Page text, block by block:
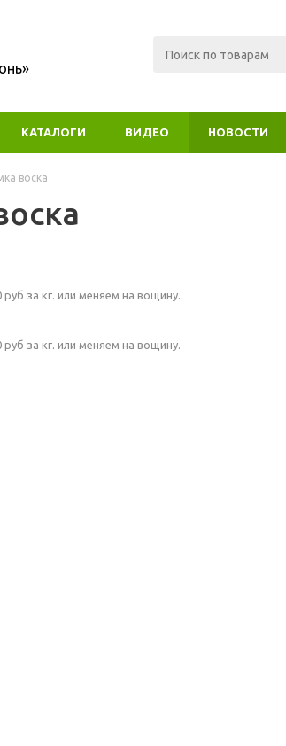
КАТАЛОГИ ВИДЕО НОВОСТИ
воска
за кг. или меняем на вощину.
за кг. или меняем на вощину.